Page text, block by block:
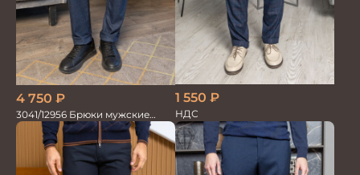
4 750 ₽
3041/12956 Брюки мужские
океан
1 550 ₽
НДС